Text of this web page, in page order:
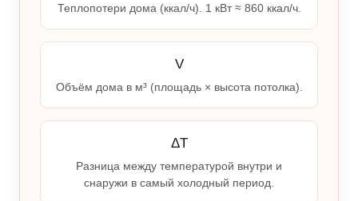
Теплопотери дома (ккал/ч). 1 кВт ≈ 860 ккал/ч.
V
Объём дома в м³ (площадь × высота потолка).
ΔT
Разница между температурой внутри и
снаружи в самый холодный период.